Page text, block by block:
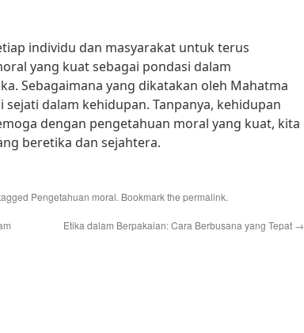
individu dan masyarakat untuk terus
yang kuat sebagai pondasi dalam
Sebagaimana yang dikatakan oleh Mahatma
sejati dalam kehidupan. Tanpanya, kehidupan
dengan pengetahuan moral yang kuat, kita
beretika dan sejahtera.
Pengetahuan moral. Bookmark the permalink.
Etika dalam Berpakaian: Cara Berbusana yang Tepat →